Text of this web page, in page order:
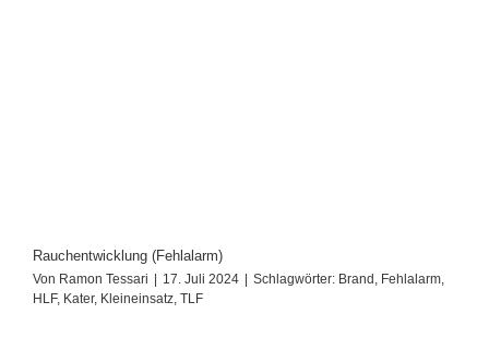
Rauchentwicklung (Fehlalarm)
Von Ramon Tessari 17. Juli 2024 Schlagwörter: Brand , Fehlalarm,
HLF, Kater, Kleineinsatz, TLF